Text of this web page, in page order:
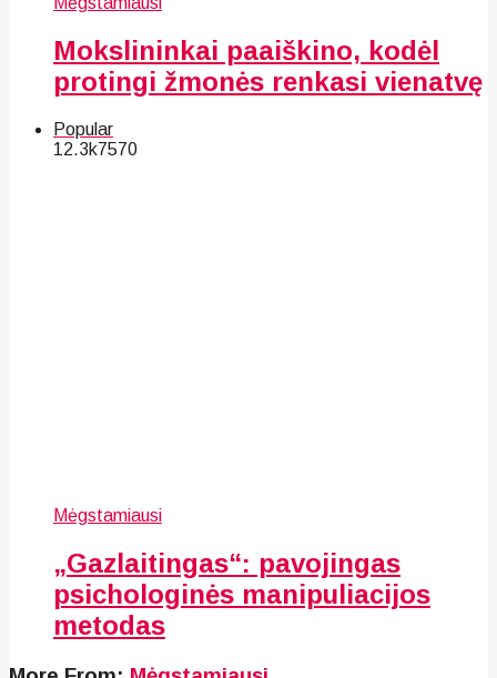
Mokslininkai paaiškino, kodėl
protingi žmonės renkasi vienatvę
Popular
12.3k7570
Mėgstamiausi
„Gazlaitingas“: pavojingas
psichologinės manipuliacijos
metodas